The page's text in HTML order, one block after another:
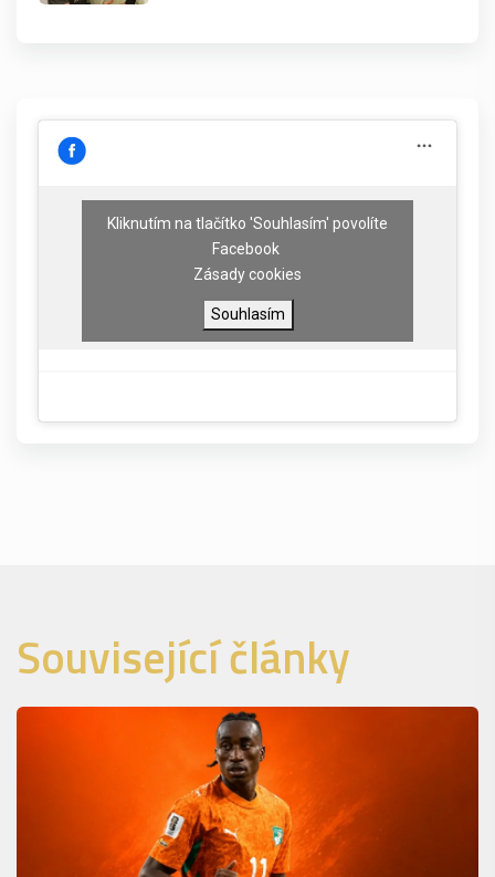
Kliknutím na tlačítko 'Souhlasím' povolíte
Facebook
Zásady cookies
Souhlasím
Související články